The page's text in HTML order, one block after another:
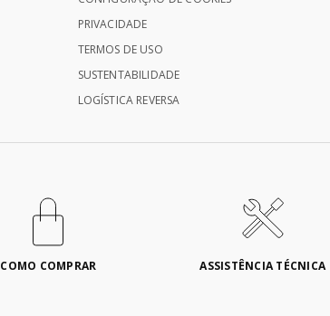
PRIVACIDADE
TERMOS DE USO
SUSTENTABILIDADE
LOGÍSTICA REVERSA
COMO COMPRAR ASSISTÊNCIA TÉCNICA